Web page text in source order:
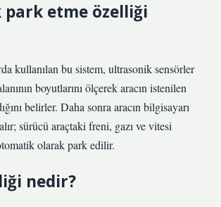
etme özelliği
kullanılan bu sistem, ultrasonik sensörler
boyutlarını ölçerek aracın istenilen
belirler. Daha sonra aracın bilgisayarı
sürücü araçtaki freni, gazı ve vitesi
olarak park edilir.
nedir?